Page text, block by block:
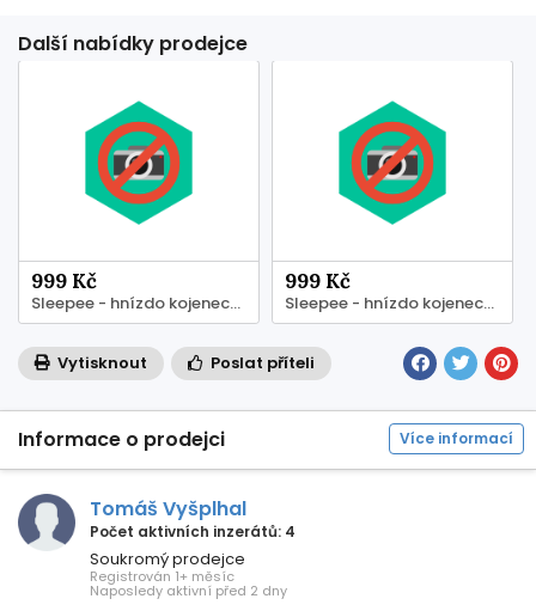
Další nabídky prodejce
999 Kč
Sleepee - hnízdo kojenecké
999 Kč
Sleepee - hnízdo kojenecké
Vytisknout Poslat příteli
Informace o prodejci Více informací
Tomáš Vyšplhal
Počet aktivních inzerátů: 4
Soukromý prodejce
Registrován 1+ měsíc
Naposledy aktivní před 2 dny